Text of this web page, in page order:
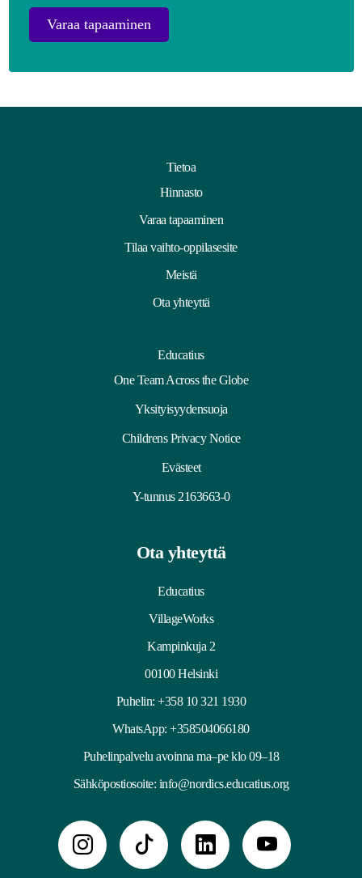
Varaa tapaaminen
Tietoa
Hinnasto
Varaa tapaaminen
Tilaa vaihto-oppilasesite
Meistä
Ota yhteyttä
Educatius
One Team Across the Globe
Yksityisyydensuoja
Childrens Privacy Notice
Evästeet
Y-tunnus 2163663-0
Ota yhteyttä
Educatius
VillageWorks
Kampinkuja 2
00100 Helsinki
Puhelin:+358 10 321 1930
WhatsApp: +358504066180
Puhelinpalvelu avoinna ma–pe klo 09–18
Sähköpostiosoite: info@nordics.educatius.org